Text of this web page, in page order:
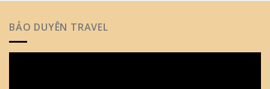
BẢO DUYÊN TRAVEL